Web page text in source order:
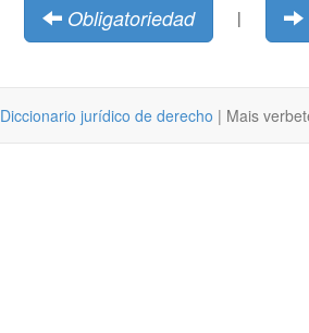
Obligatoriedad |
Diccionario jurídico de derecho | Mais